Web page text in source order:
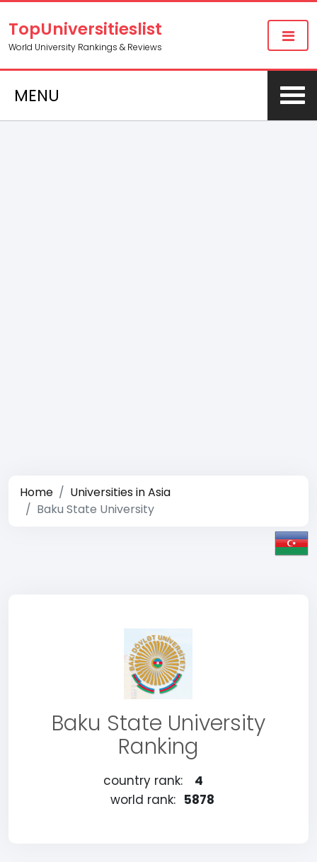
TopUniversitieslist
World University Rankings & Reviews
MENU
Home
Universities in Asia
Baku State University
Baku State University
Ranking
country rank:
4
world rank: 5878